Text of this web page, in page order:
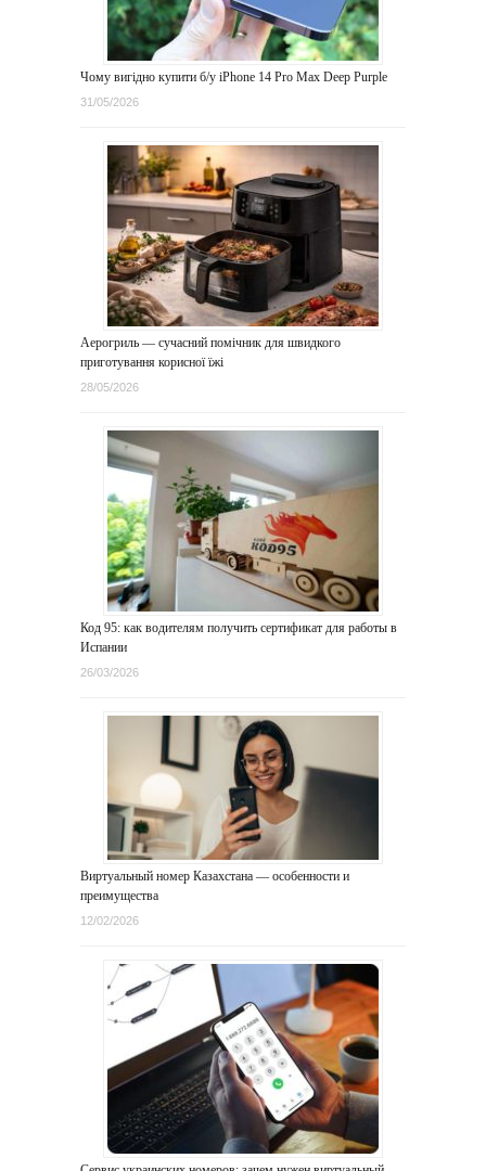
Чому вигідно купити б/у iPhone 14 Pro Max Deep Purple
31/05/2026
Аерогриль — сучасний помічник для швидкого
приготування корисної їжі
28/05/2026
Код 95: как водителям получить сертификат для работы в
Испании
26/03/2026
Виртуальный номер Казахстана — особенности и
преимущества
12/02/2026